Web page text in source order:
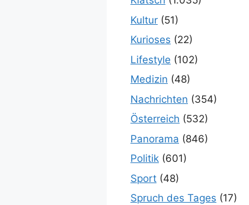
Kultur (51)
Kurioses (22)
Lifestyle (102)
Medizin (48)
Nachrichten (354)
Österreich (532)
Panorama (846)
Politik (601)
Sport (48)
Spruch des Tages (17)